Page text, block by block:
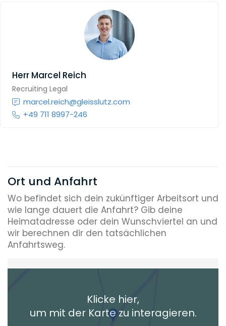
Herr Marcel Reich
Recruiting Legal
marcel.reich@gleisslutz.com
+49 711 8997-246
Ort und Anfahrt
Wo befindet sich dein zukünftiger Arbeitsort und
wie lange dauert die Anfahrt? Gib deine
Heimatadresse oder dein Wunschviertel an und
wir berechnen dir den tatsächlichen
Anfahrtsweg.
Heimatadresse oder Wunschort
+ Aktuellen Standort hinzufügen
Klicke hier,
um mit der Karte zu interagieren.